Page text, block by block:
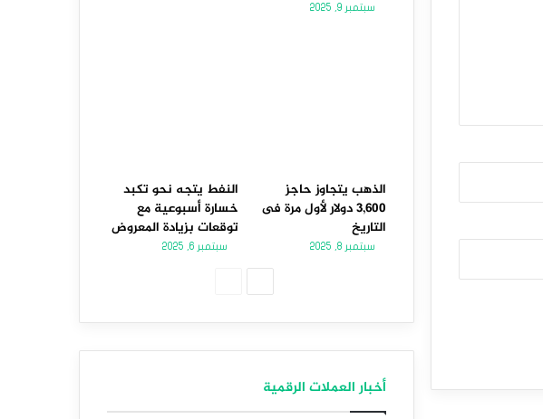
سبتمبر 9, 2025
الذهب يتجاوز حاجز
3,600 دولار لأول مرة فى
التاريخ
سبتمبر 8, 2025
النفط يتجه نحو تكبد
خسارة أسبوعية مع
توقعات بزيادة المعروض
سبتمبر 6, 2025
أخبار العملات الرقمية